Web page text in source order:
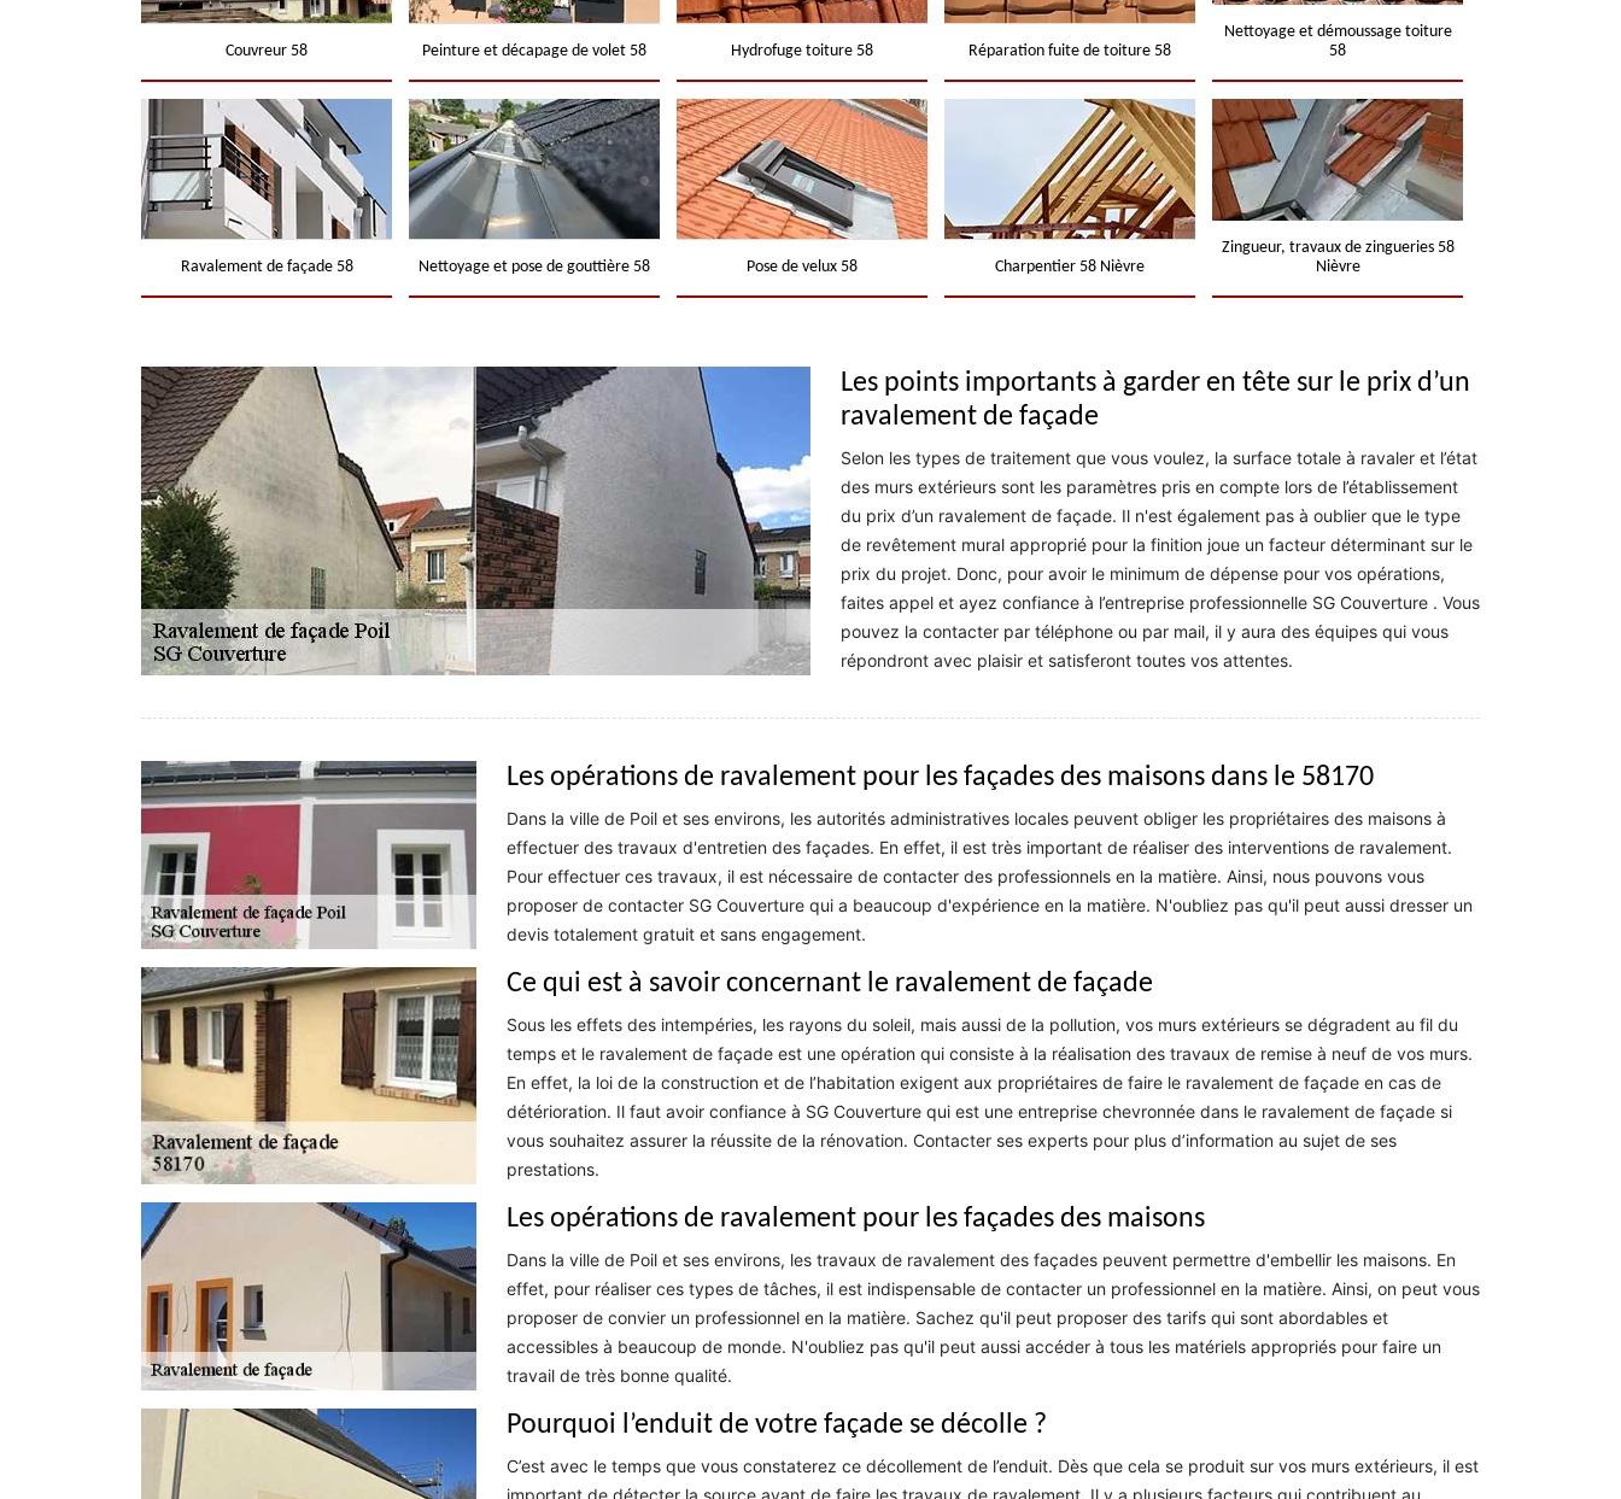
Couvreur 58 Peinture et décapage de volet 58 Hydrofuge toiture 58 Réparation fuite de toiture 58
Nettoyage et démoussage toiture
58
Ravalement de façade 58 Nettoyage et pose de gouttière 58 Pose de velux 58 Charpentier 58 Nièvre
Zingueur, travaux de zingueries 58
Nièvre
Les points importants à garder en tête sur le prix d’un
ravalement de façade
Selon les types de traitement que vous voulez, la surface totale à ravaler et l’état
des murs extérieurs sont les paramètres pris en compte lors de l’établissement
du prix d’un ravalement de façade. Il n'est également pas à oublier que le type
de revêtement mural approprié pour la finition joue un facteur déterminant sur le
prix du projet. Donc, pour avoir le minimum de dépense pour vos opérations,
faites appel et ayez confiance à l’entreprise professionnelle SG Couverture . Vous
pouvez la contacter par téléphone ou par mail, il y aura des équipes qui vous
répondront avec plaisir et satisferont toutes vos attentes.
Les opérations de ravalement pour les façades des maisons dans le 58170
Dans la ville de Poil et ses environs, les autorités administratives locales peuvent obliger les propriétaires des maisons à
effectuer des travaux d'entretien des façades. En effet, il est très important de réaliser des interventions de ravalement.
Pour effectuer ces travaux, il est nécessaire de contacter des professionnels en la matière. Ainsi, nous pouvons vous
proposer de contacter SG Couverture qui a beaucoup d'expérience en la matière. N'oubliez pas qu'il peut aussi dresser un
devis totalement gratuit et sans engagement.
Ce qui est à savoir concernant le ravalement de façade
Sous les effets des intempéries, les rayons du soleil, mais aussi de la pollution, vos murs extérieurs se dégradent au fil du
temps et le ravalement de façade est une opération qui consiste à la réalisation des travaux de remise à neuf de vos murs.
En effet, la loi de la construction et de l’habitation exigent aux propriétaires de faire le ravalement de façade en cas de
détérioration. Il faut avoir confiance à SG Couverture qui est une entreprise chevronnée dans le ravalement de façade si
vous souhaitez assurer la réussite de la rénovation. Contacter ses experts pour plus d’information au sujet de ses
prestations.
Les opérations de ravalement pour les façades des maisons
Dans la ville de Poil et ses environs, les travaux de ravalement des façades peuvent permettre d'embellir les maisons. En
effet, pour réaliser ces types de tâches, il est indispensable de contacter un professionnel en la matière. Ainsi, on peut vous
proposer de convier un professionnel en la matière. Sachez qu'il peut proposer des tarifs qui sont abordables et
accessibles à beaucoup de monde. N'oubliez pas qu'il peut aussi accéder à tous les matériels appropriés pour faire un
travail de très bonne qualité.
Pourquoi l’enduit de votre façade se décolle ?
C’est avec le temps que vous constaterez ce décollement de l’enduit. Dès que cela se produit sur vos murs extérieurs, il est
important de détecter la source avant de faire les travaux de ravalement. Il y a plusieurs facteurs qui contribuent au